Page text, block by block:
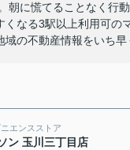
に慌てることなく行
なる3駅以上利用可の
の不動産情報をいち早
エンスストア
ン 玉川三丁目店